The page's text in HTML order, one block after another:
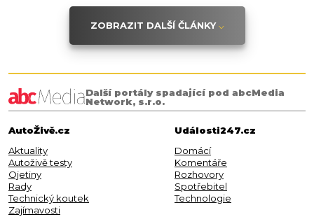
ZOBRAZIT DALŠÍ ČLÁNKY
Další portály spadající pod abcMedia
Network, s.r.o.
AutoŽivě.cz
Aktuality
Autoživě testy
Ojetiny
Rady
Technický koutek
Zajímavosti
Události247.cz
Domácí
Komentáře
Rozhovory
Spotřebitel
Technologie